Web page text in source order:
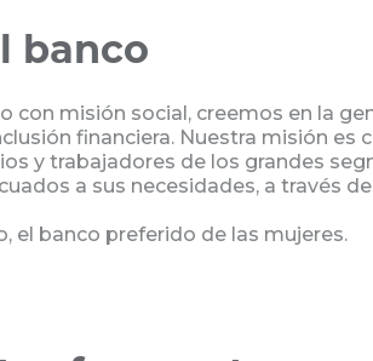
banco
con misión social, creemos en la
financiera. Nuestra misión es
y trabajadores de los grandes
a sus necesidades, a través
el banco preferido de las mujeres.